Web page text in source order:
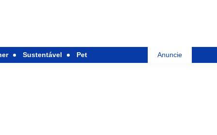
Sustentável Pet Anuncie